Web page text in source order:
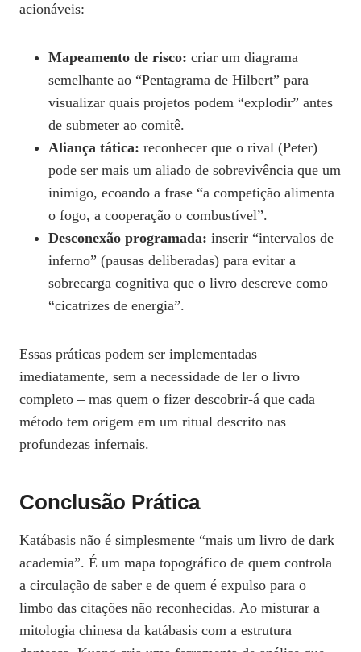
acionáveis:
Mapeamento de risco: criar um diagrama
semelhante ao “Pentagrama de Hilbert” para
visualizar quais projetos podem “explodir” antes
de submeter ao comitê.
Aliança tática: reconhecer que o rival (Peter)
pode ser mais um aliado de sobrevivência que um
inimigo, ecoando a frase “a competição alimenta
o fogo, a cooperação o combustível”.
Desconexão programada: inserir “intervalos de
inferno” (pausas deliberadas) para evitar a
sobrecarga cognitiva que o livro descreve como
“cicatrizes de energia”.
Essas práticas podem ser implementadas
imediatamente, sem a necessidade de ler o livro
completo – mas quem o fizer descobrir‑á que cada
método tem origem em um ritual descrito nas
profundezas infernais.
Conclusão Prática
Katábasis não é simplesmente “mais um livro de dark
academia”. É um mapa topográfico de quem controla
a circulação de saber e de quem é expulso para o
limbo das citações não reconhecidas. Ao misturar a
mitologia chinesa da katábasis com a estrutura